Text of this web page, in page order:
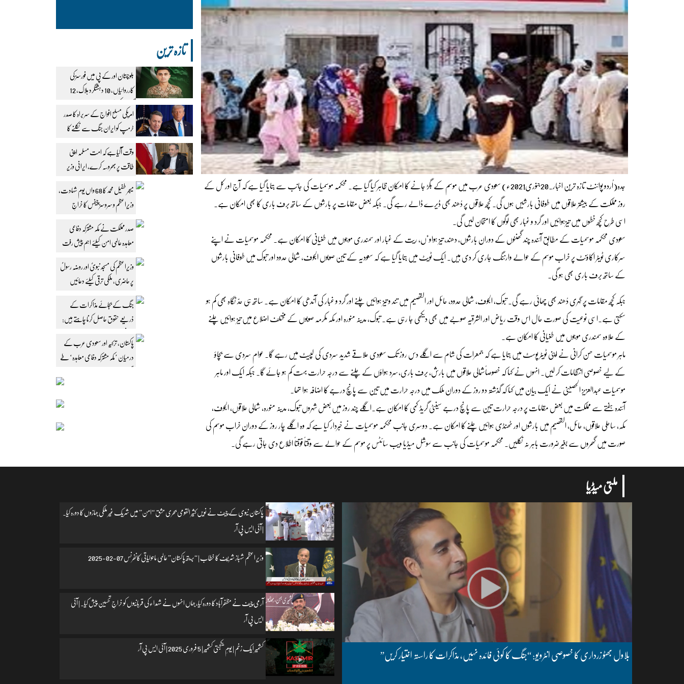
جدہ(اُردو پوائنٹ تازہ ترین اخبار۔20جنوری2021ء) سعودی عرب میں موسم کے بگڑ جانے کا امکان ظاہر کیا گیا ہے۔ محکمہ موسمیات کی جانب سے بتایا گیا ہے کہ آج اور کل کے
روز مملکت کے بیشتر علاقوں میں طوفانی بارشیں ہوں گی۔ کچھ علاقوں پر دُھند بھی ڈیرے ڈالے رہے گی۔ جبکہ بعض مقامات پر بارشوں کے ساتھ برف باری کا بھی امکان ہے۔
اسی طرح کچھ خطوں میں تیزہوائیں اور گرد و غبار بھی لوگوں کا امتحان لیں گی۔
سعودی محکمہ موسمیات کے مطابق آئندہ چند گھنٹوں کے دوران بارشوں، دھند، تیز ہواوٴں، ریت کے غبار اور سمندری موجوں میں طغیانی کا امکان ہے۔ محکمہ موسمیات نے اپنے
سرکاری ٹویٹر اکاؤنٹ پر خراب موسم کے حوالے وارننگ جاری کر دی ہیں۔ ایک ٹویٹ میں بتایا گیا ہے کہ سعودیہ کے تین صوبوں الجوف، شمالی حدود اور تبوک میں طوفانی بارشوں
کے ساتھ برف باری بھی ہو گی۔
جبکہ کچھ مقامات پر گہری دُھند بھی چھائی رہے گی۔ تبوک، الجوف، شمالی حدود، حائل اور القصیم میں تند و تیز ہوائیں چلنے اور گرد و غبار کی آندھی کا امکان ہے۔ ساتھ ہی حدّ نگاہ بھی کم ہو
سکتی ہے۔اسی نوعیت کی صورت حال اس وقت ریاض اور الشرقیہ صوبے میں بھی دیکھی جا رہی ہے۔ تبوک، مدینہ منورہ اور مکہ مکرمہ صوبوں کے مختلف اضلاع میں تیز ہوائیں چلنے
کے علاوہ سمندری موجوں میں طغیانی کا امکان ہے۔
ماہر موسمیات حسن کرانی نے اپنی ٹویٹر پوسٹ میں بتایا ہے کہ جمعرات کی شام سے اگلے دس روز تک سعودی علاقے شدید سردی کی لپیٹ میں رہے گا۔ عوام سردی سے بچاؤ
کے لیے خصوصی انتظامات کر لیں۔ انہوں نے کہا کہ خصوصاًشمالی علاقوں میں بارش، برف باری،سرد ہواؤں کے چلنے سے درجہ حرارت بہت کم ہو جائے گا۔ جبکہ ایک اور ماہر
موسمیات عبدالعزیز الحصینی نے ایک بیان میں کہا کہ گذشتہ دو روز کے دوران ملک میں درجہ حرارت میں تین سے پانچ درجے کا اضافہ ہوا تھا۔
آئندہ ہفتے سے مملکت میں بعض مقامات پر درجہ حرارت تین سے پانچ درجے سینٹی گریڈ کمی کا امکان ہے۔اگلے چند روز میں بعض شہروں تبوک، مدینہ منورہ، شمالی علاقوں، الجوف،
مکہ، ساحلی علاقوں، حائل، القصیم میں بارشوں اور ٹھنڈی ہوائیں چلنے کا امکان ہے۔ دوسری جانب محکمہ موسمیات نے خبردار کیا ہے کہ وہ اگلے چار روز کے دوران خراب موسم کی
صورت میں گھروں سے بغیر ضرورت باہر نہ نکلیں۔ محکمہ موسمیات کی جانب سے سوشل میڈیا ویب سائٹس پر موسم کے حوالے سے وقتاً فوقتاً اطلاع دی جاتی رہے گی۔
تازہ ترین
بلوچستان اور کے پی میں فورسز کی
کارروائیاں، 10 دہشتگرد ہلاک، 12
گرفتار، کیپٹن شہید
امریکی مسلح افواج کے سربراہ کا صدر
ٹرمپ کو ایران جنگ سے نکلنے کا
مشورہ
وقت آگیا ہے کہ امت مسلمہ اپنی
طاقت پر بھروسہ کرے، ایرانی وزیر
خارجہ
میجر طفیل محمد کا 68 واں یوم شہادت،
وزیراعظم و سروسز چیفس کا خراجِ
عقیدت
صدر مملکت نے مکہ مشترکہ دفاعی
معاہدہ عالمی امن کیلئے اہم پیش رفت
قرار دیدیا
وزیراعظم کی مسجد نبویؐ اور روضہ رسولؐ
پر حاضری، ملکی ترقی کیلئے دعائیں
جنگ کے بجائے مذاکرات کے
ذریعے حقوق حاصل کرنا چاہتے ہیں:
ایرانی صدر
پاکستان، ترکیہ اور سعودی عرب کے
درمیان ’مکہ مشترکہ دفاعی معاہدہ‘ طے
پا گیا
ملتی میڈیا
بلاول بھٹو زرداری کا خصوصی انٹرویو: “جنگ کا کوئی فائدہ نہیں، مذاکرات کا راستہ اختیار کریں”
پاکستان نیوی کے چیف نے نویں کثیر القومی بحری مشق “امن” میں شریک غیر ملکی جہازوں کا دورہ کیا۔
| آئی ایس پی آر
وزیرِ اعظم شہباز شریف کا خطاب | “بریتھ پاکستان” عالمی ماحولیاتی کانفرنس 07-02-2025
آرمی چیف نے مظفرآباد کا دورہ کیا، جہاں انہوں نے شہداء کی قربانیوں کو خراجِ تحسین پیش کیا۔ | آئی
ایس پی آر
کشمیر ایک زخم | یومِ یکجہتی کشمیر | 5 فروری 2025 | آئی ایس پی آر